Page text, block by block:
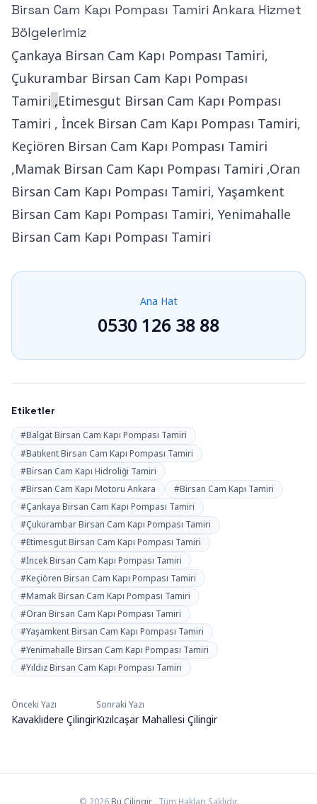
Birsan Cam Kapı Pompası Tamiri Ankara Hizmet
Bölgelerimiz
Çankaya Birsan Cam Kapı Pompası Tamiri,
Çukurambar Birsan Cam Kapı Pompası
Tamiri ,Etimesgut Birsan Cam Kapı Pompası
Tamiri , İncek Birsan Cam Kapı Pompası Tamiri,
Keçiören Birsan Cam Kapı Pompası Tamiri
,Mamak Birsan Cam Kapı Pompası Tamiri ,Oran
Birsan Cam Kapı Pompası Tamiri, Yaşamkent
Birsan Cam Kapı Pompası Tamiri, Yenimahalle
Birsan Cam Kapı Pompası Tamiri
Ana Hat
0530 126 38 88
Etiketler
#Balgat Birsan Cam Kapı Pompası Tamiri
#Batıkent Birsan Cam Kapı Pompası Tamiri
#Birsan Cam Kapı Hidroliği Tamiri
#Birsan Cam Kapı Motoru Ankara
#Birsan Cam Kapı Tamiri
#Çankaya Birsan Cam Kapı Pompası Tamiri
#Çukurambar Birsan Cam Kapı Pompası Tamiri
#Etimesgut Birsan Cam Kapı Pompası Tamiri
#İncek Birsan Cam Kapı Pompası Tamiri
#Keçiören Birsan Cam Kapı Pompası Tamiri
#Mamak Birsan Cam Kapı Pompası Tamiri
#Oran Birsan Cam Kapı Pompası Tamiri
#Yaşamkent Birsan Cam Kapı Pompası Tamiri
#Yenimahalle Birsan Cam Kapı Pompası Tamiri
#Yıldız Birsan Cam Kapı Pompası Tamiri
Yazı
gezinmesi
Önceki Yazı
Kavaklıdere Çilingir
Sonraki Yazı
Kızılcaşar Mahallesi Çilingir